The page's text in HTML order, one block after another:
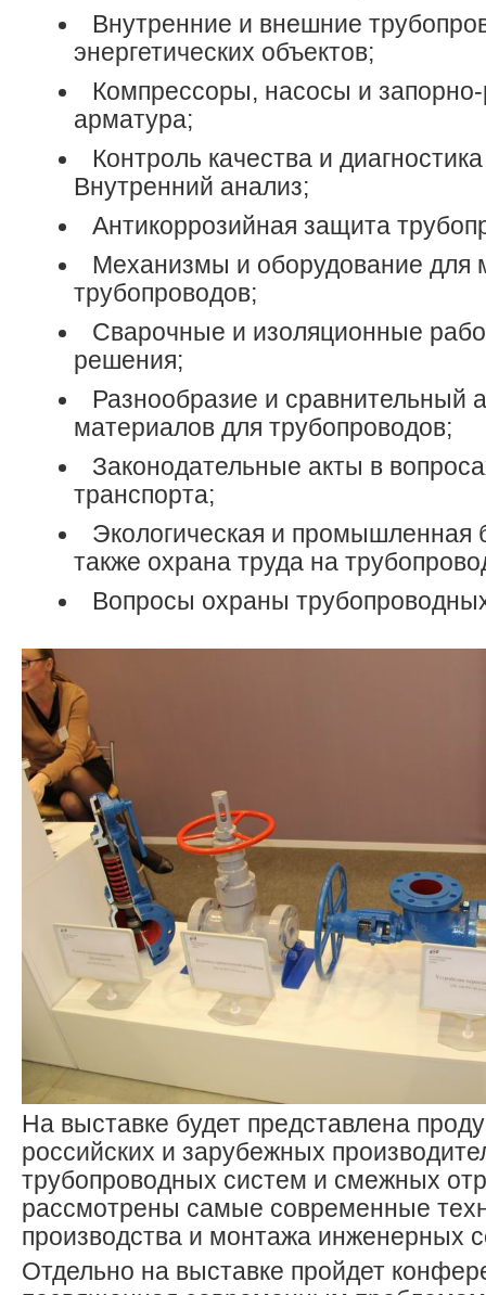
Внутренние и внешние
энергетических объектов;
Компрессоры, насосы и запорно-
арматура;
Контроль качества и
Внутренний анализ;
Антикоррозийная защита
Механизмы и оборудование для
трубопроводов;
Сварочные и изоляционные
решения;
Разнообразие и сравнительный
материалов для трубопроводов;
Законодательные акты в
транспорта;
Экологическая и промышленная
также охрана труда на
Вопросы охраны
На выставке будет представлена
российских и зарубежных
трубопроводных систем и смежных
рассмотрены самые современные
производства и монтажа инженерных
Отдельно на выставке пройдет